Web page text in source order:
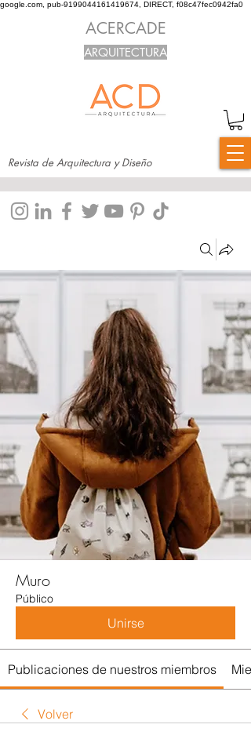
google.com, pub-9199044161419674, DIRECT, f08c47fec0942fa0
Revista de Arquitectura y Diseño
ACERCADE
ARQUITECTURA
Muro
Público
Unirse
Publicaciones de nuestros miembros
Volver